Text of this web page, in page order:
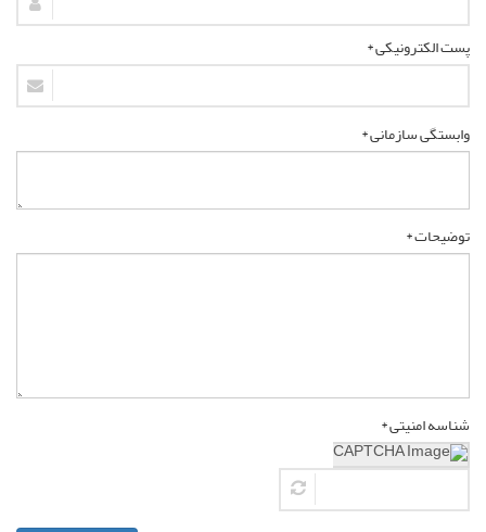
پست الکترونیکی *
وابستگی سازمانی *
توضیحات *
شناسه امنیتی *